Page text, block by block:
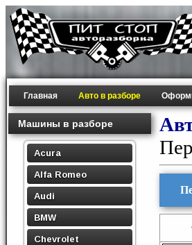
Главная Авто в разборе
Машины в разборе
Acura
Alfa Romeo
Audi
BMW
Chevrolet